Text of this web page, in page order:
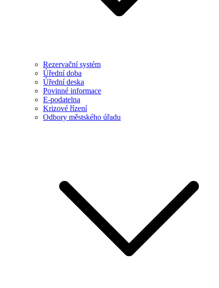
Rezervační systém
Úřední doba
Úřední deska
Povinné informace
E-podatelna
Krizové řízení
Odbory městského úřadu